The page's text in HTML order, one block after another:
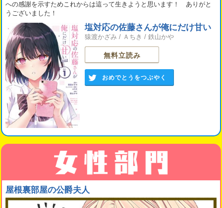
への感謝を示すためこれからは這って生きようと思います！ ありがと
うございました！
塩対応の佐藤さんが俺にだけ甘い
猿渡かざみ / Ａちき / 鉄山かや
無料立読み
おめでとうをつぶやく
屋根裏部屋の公爵夫人